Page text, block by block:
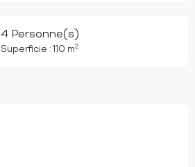
4 Personne(s)
Superficie : 110 m2